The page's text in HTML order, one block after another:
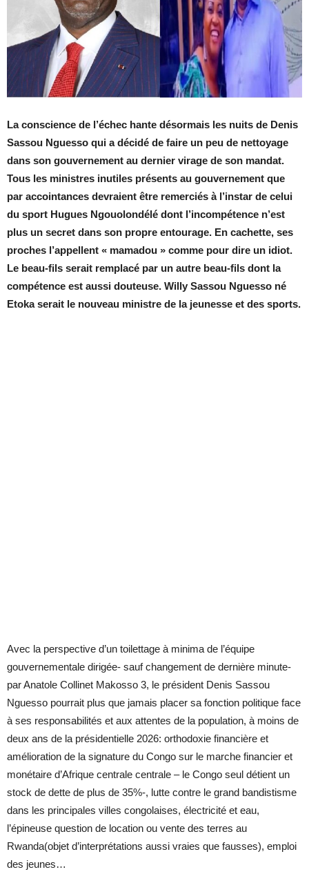
La conscience de l’échec hante désormais les nuits de Denis
Sassou Nguesso qui a décidé de faire un peu de nettoyage
dans son gouvernement au dernier virage de son mandat.
Tous les ministres inutiles présents au gouvernement que
par accointances devraient être remerciés à l’instar de celui
du sport Hugues Ngouolondélé dont l’incompétence n’est
plus un secret dans son propre entourage. En cachette, ses
proches l’appellent « mamadou » comme pour dire un idiot.
Le beau-fils serait remplacé par un autre beau-fils dont la
compétence est aussi douteuse. Willy Sassou Nguesso né
Etoka serait le nouveau ministre de la jeunesse et des sports.
Avec la perspective d’un toilettage à minima de l’équipe
gouvernementale dirigée- sauf changement de dernière minute-
par Anatole Collinet Makosso 3, le président Denis Sassou
Nguesso pourrait plus que jamais placer sa fonction politique face
à ses responsabilités et aux attentes de la population, à moins de
deux ans de la présidentielle 2026: orthodoxie financière et
amélioration de la signature du Congo sur le marche financier et
monétaire d’Afrique centrale centrale – le Congo seul détient un
stock de dette de plus de 35%-, lutte contre le grand bandistisme
dans les principales villes congolaises, électricité et eau,
l’épineuse question de location ou vente des terres au
Rwanda(objet d’interprétations aussi vraies que fausses), emploi
des jeunes…